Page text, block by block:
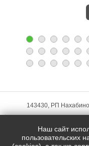
143430, РП
Наш сайт
пользовательских